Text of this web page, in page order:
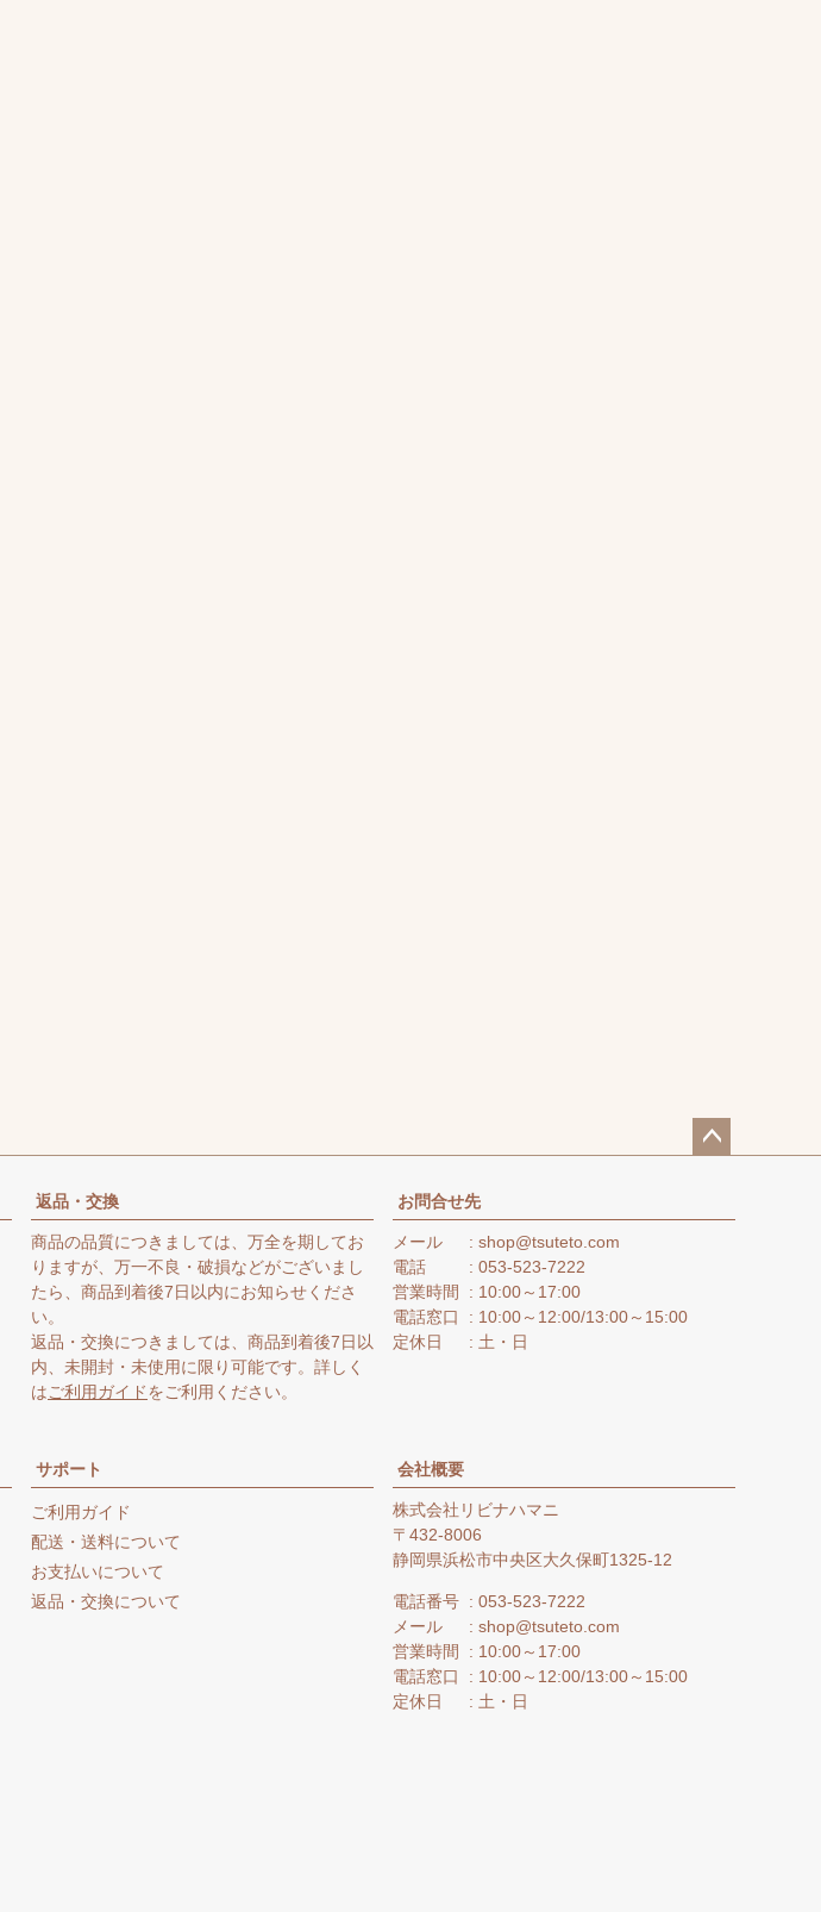
ップ
返品・交換
商品の品質につきましては、万全を期してお
りますが、万一不良・破損などがございまし
たら、商品到着後7日以内にお知らせくださ
い。
返品・交換につきましては、商品到着後7日以
内、未開封・未使用に限り可能です。詳しく
はご利用ガイドをご利用ください。
お問合せ先
メール
shop@tsuteto.com
電話
053-523-7222
営業時間
10:00～17:00
電話窓口
10:00～12:00/13:00～15:00
定休日
土・日
サポート
ご利用ガイド
配送・送料について
お支払いについて
返品・交換について
会社概要
株式会社リビナハマニ
432-8006
静岡県浜松市中央区大久保町1325-12
電話番号
053-523-7222
メール
shop@tsuteto.com
営業時間
10:00～17:00
電話窓口
10:00～12:00/13:00～15:00
定休日
土・日